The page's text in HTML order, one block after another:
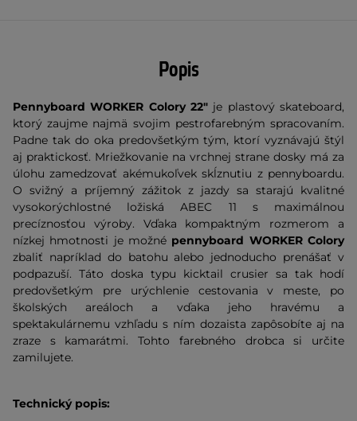
Popis
Pennyboard WORKER Colory 22" je plastový skateboard,
ktorý zaujme najmä svojim pestrofarebným spracovaním.
Padne tak do oka predovšetkým tým, ktorí vyznávajú štýl
aj praktickosť. Mriežkovanie na vrchnej strane dosky má za
úlohu zamedzovať akémukoľvek skĺznutiu z pennyboardu.
O svižný a príjemný zážitok z jazdy sa starajú kvalitné
vysokorýchlostné ložiská ABEC 11 s maximálnou
precíznosťou výroby. Vďaka kompaktným rozmerom a
nízkej hmotnosti je možné pennyboard WORKER Colory
zbaliť napríklad do batohu alebo jednoducho prenášať v
podpazuší. Táto doska typu kicktail crusier sa tak hodí
predovšetkým pre urýchlenie cestovania v meste, po
školských areáloch a vďaka jeho hravému a
spektakulárnemu vzhľadu s ním dozaista zapôsobíte aj na
zraze s kamarátmi. Tohto farebného drobca si určite
zamilujete.
Technický popis: